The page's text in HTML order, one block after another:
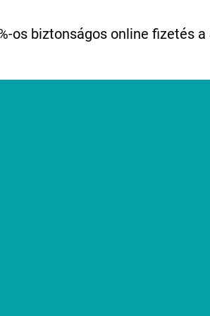
os biztonságos online fizetés